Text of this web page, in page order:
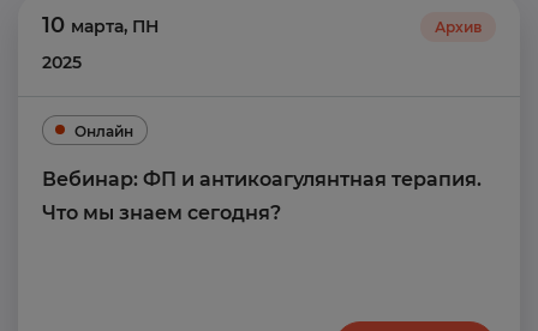
10 марта, ПН
2025
Архив
Онлайн
Вебинар: ФП и антикоагулянтная терапия.
Что мы знаем сегодня?